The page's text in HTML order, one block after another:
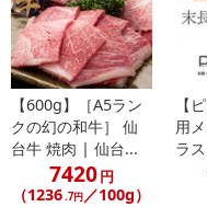
・賞味期限：製造日より常温
・原産国（最終加工地）：
・原材料/材質/素材：ほた
等)、pH調整剤(クエン酸)
・その他商品仕様：
栄養成分表示1缶(70g)当
エネルギー:54kcal
たんぱく質:11g
【600g】［A5ラン
クの幻の和牛］ 仙
台牛 焼肉 | 仙台...
7420円
（1236.7円／100g）
【
用
ラ